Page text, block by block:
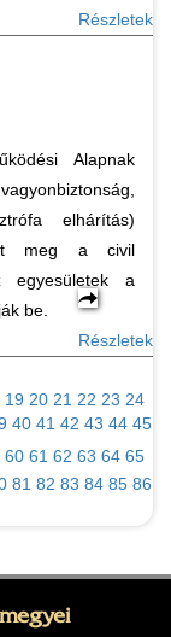
Részletek
Alapnak
elhárítás)
meg a civil
egyesületek a
be.
Részletek
19 20 21 22 23 24
40 41 42 43 44 45
60 61 62 63 64 65
81 82 83 84 85 86